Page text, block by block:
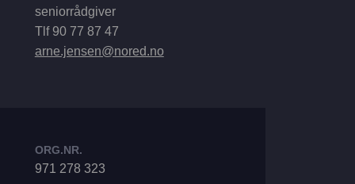
seniorrådgiver
Tlf 90 77 87 47
arne.jensen@nored.no
ORG.NR.
971 278 323